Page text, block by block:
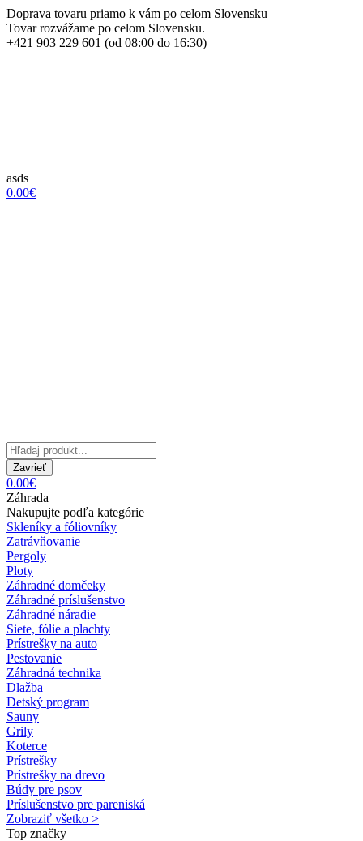
Doprava tovaru priamo k vám po celom Slovensku
Tovar rozvážame po celom Slovensku.
+421 903 229 601 (od 08:00 do 16:30)
asds
0.00€
Zavrieť
0.00€
Záhrada
Nakupujte podľa kategórie
Skleníky a fóliovníky
Zatrávňovanie
Pergoly
Ploty
Záhradné domčeky
Záhradné príslušenstvo
Záhradné náradie
Siete, fólie a plachty
Prístrešky na auto
Pestovanie
Záhradná technika
Dlažba
Detský program
Sauny
Grily
Koterce
Prístrešky
Prístrešky na drevo
Búdy pre psov
Príslušenstvo pre pareniská
Zobraziť všetko >
Top značky